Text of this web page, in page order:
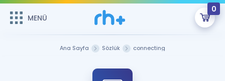
MENÜ
0
Sepetin Şu An Boş.
MENÜ
Ana Sayfa Sözlük connecting